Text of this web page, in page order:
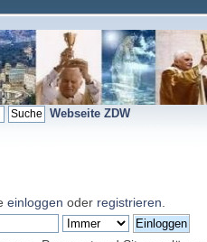
Webseite ZDW
einloggen oder registrieren